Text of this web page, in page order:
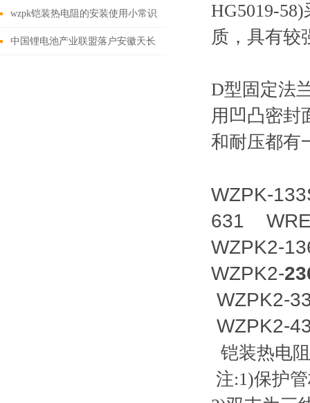
wzpk铠装热电阻的安装使用小常识
中国锂电池产业联盟落户安徽天长
HG5019-
质，具有较
D型固定法
用凹凸密封
和耐压都有
WZPK-
631
WZPK2-
WZPK2-
WZPK2-
WZPK2-
铠装热电阻
注:1)保护